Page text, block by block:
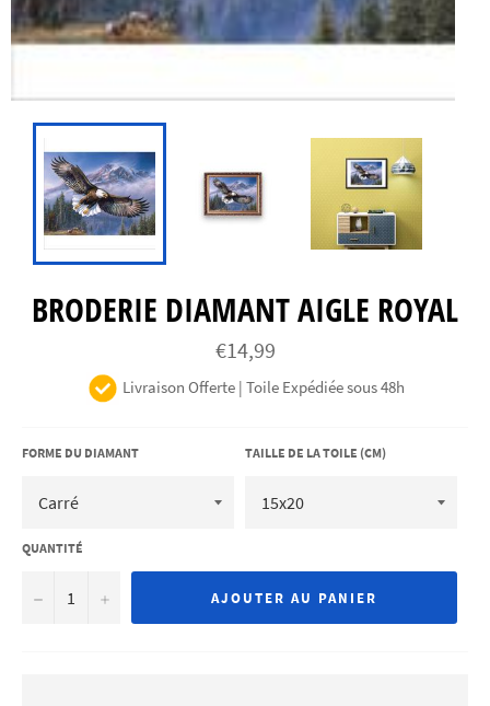
BRODERIE DIAMANT AIGLE ROYAL
Prix
régulier
€14,99
Livraison Offerte | Toile Expédiée sous 48h
FORME DU DIAMANT TAILLE DE LA TOILE (CM)
QUANTITÉ
− + AJOUTER AU PANIER